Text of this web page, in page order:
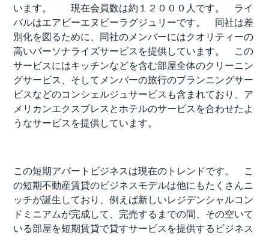
います。 現在会員数は約１２０００人です。 ライ
バルはエアビーエヌビーラグジュリーです。 同社は差
別化を図るために、同社のメンバーにはクオリティーの
高いパーソナライズサービスを提供しています。 この
サービスにはキッチンなどを含む部屋全体のクリーニン
グサービス、そしてメンバーの旅行のプランニングサー
ビスなどのコンシェルジュサービスも含まれており、ア
メリカンエクスプレスとホテルのサービスを合わせたよ
うなサービスを提供しています。
この短期アパートビジネスは現在のトレンドです。 こ
の短期不動産賃貸のビジネスモデルは他にもたくさんニ
ッチが誕生しており、例えば新しいレジデンシャルコン
ドミニアムが完成して、完売するまでの間、その空いて
いる部屋を短期賃貸で貸すサービスを提供するビジネス